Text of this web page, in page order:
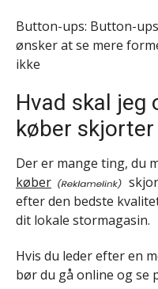
Button-ups: Button-
ønsker at se mere
ikke
Hvad skal jeg
køber
Der er mange ting, du
køber
efter den bedste
dit lokale stormagasin.
Hvis du leder efter en
bør du gå online og se